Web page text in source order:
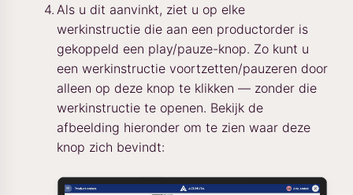
Als u dit aanvinkt, ziet u op elke
werkinstructie die aan een productorder is
gekoppeld een play/pauze-knop. Zo kunt u
een werkinstructie voortzetten/pauzeren door
alleen op deze knop te klikken — zonder die
werkinstructie te openen. Bekijk de
afbeelding hieronder om te zien waar deze
knop zich bevindt: